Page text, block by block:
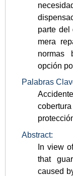
parte del
mera
normas
opción
Palabras
Abstract:
In view
that
caused